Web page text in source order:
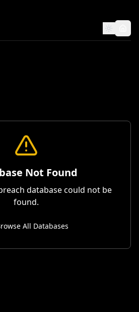
Not Found
database could not be
found.
All Databases